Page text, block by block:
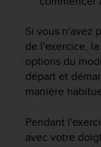
Si vous n'avez
de l'exercice,
options du
départ et
manière
Pendant
avec votre